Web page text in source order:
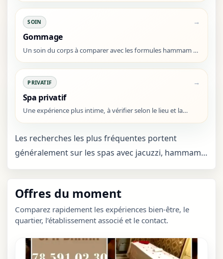
SOIN →
Gommage
Un soin du corps à comparer avec les formules hammam et
bien-être.
PRIVATIF →
Spa privatif
Une expérience plus intime, à vérifier selon le lieu et la
Les recherches les plus fréquentes portent
généralement sur les spas avec jacuzzi, hammam,
soins du corps, expériences duo et parcours bien-
temps disponible, du niveau de confort recherché
et du type d’expérience souhaité.
Offres du moment
Comparez rapidement les expériences bien-être, le
quartier, l’établissement associé et le contact.